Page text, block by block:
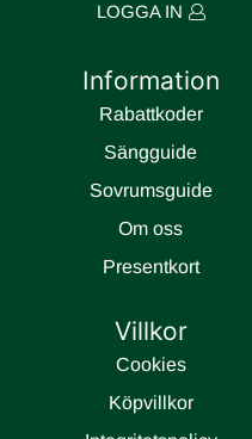
LOGGA IN
Information
Rabattkoder
Sängguide
Sovrumsguide
Om oss
Presentkort
Villkor
Cookies
Köpvillkor